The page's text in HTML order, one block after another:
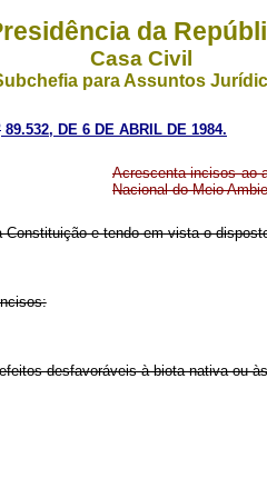
da
Casa Civil
para Assuntos
89.532, DE 6 DE ABRIL DE 1984.
Acrescenta incisos ao
Nacional do Meio
e tendo em vista o
desfavoráveis à biota nativa ou